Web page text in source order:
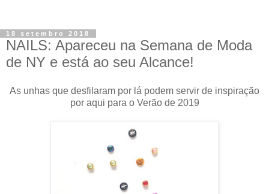
18 setembro 2018
NAILS: Apareceu na Semana de Moda
de NY e está ao seu Alcance!
As unhas que desfilaram por lá podem servir de inspiração
por aqui para o Verão de 2019